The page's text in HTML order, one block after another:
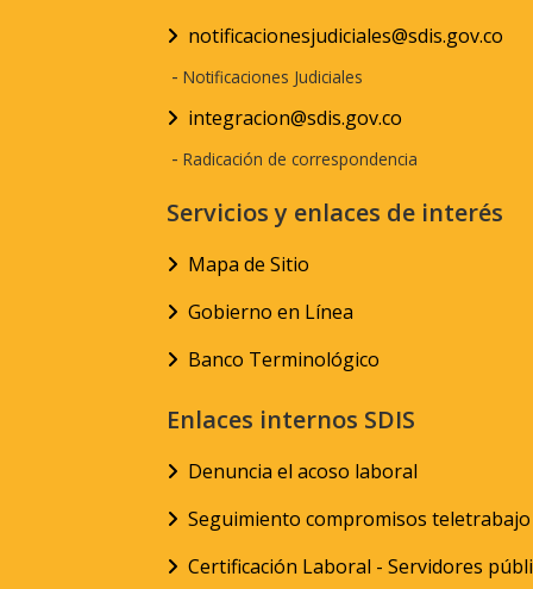
notificacionesjudiciales@sdis.gov.co
- Notificaciones Judiciales
integracion@sdis.gov.co
- Radicación de correspondencia
Servicios y enlaces de interés
Mapa de Sitio
Gobierno en Línea
Banco Terminológico
Enlaces internos SDIS
Denuncia el acoso laboral
Seguimiento compromisos teletrabajo
Certificación Laboral - Servidores